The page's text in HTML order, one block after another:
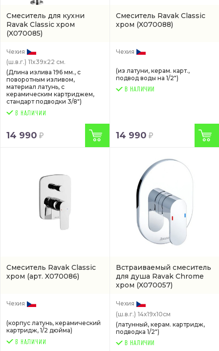
Смеситель для кухни
Ravak Classic хром
(X070085)
Чехия
(ш.в.г.) 11x39x22 см.
(Длина излива 196 мм., с
поворотным изливом,
материал латунь, с
керамическим картриджем,
стандарт подводки 3/8")
14 990
Смеситель Ravak Classic
хром (X070088)
Чехия
(из латуни, керам. карт.,
подвод воды на 1/2")
В НАЛИЧИИ
14 990
Смеситель Ravak Classic
хром (арт. X070086)
Чехия
(корпус латунь, керамический
картридж, 1/2 дюйма)
Встраиваемый смеситель
для душа Ravak Chrome
хром (X070057)
Чехия
(ш.в.г.) 14x19x10см
(латунный, керам. картридж,
подводка 1/2")
В НАЛИЧИИ